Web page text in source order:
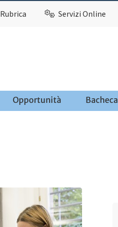
Rubrica Servizi Online
Opportunità Bacheca